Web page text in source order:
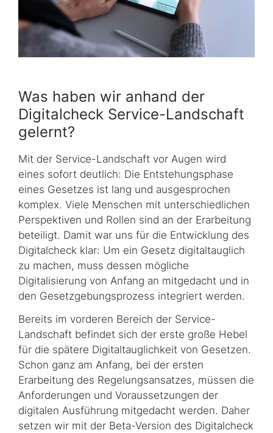
Was haben wir anhand der
Digitalcheck Service-Landschaft
gelernt?
Mit der Service-Landschaft vor Augen wird
eines sofort deutlich: Die Entstehungsphase
eines Gesetzes ist lang und ausgesprochen
komplex. Viele Menschen mit unterschiedlichen
Perspektiven und Rollen sind an der Erarbeitung
beteiligt. Damit war uns für die Entwicklung des
Digitalcheck klar: Um ein Gesetz digitaltauglich
zu machen, muss dessen mögliche
Digitalisierung von Anfang an mitgedacht und in
den Gesetzgebungsprozess integriert werden.
Bereits im vorderen Bereich der Service-
Landschaft befindet sich der erste große Hebel
für die spätere Digitaltauglichkeit von Gesetzen.
Schon ganz am Anfang, bei der ersten
Erarbeitung des Regelungsansatzes, müssen die
Anforderungen und Voraussetzungen der
digitalen Ausführung mitgedacht werden. Daher
setzen wir mit der Beta-Version des Digitalcheck